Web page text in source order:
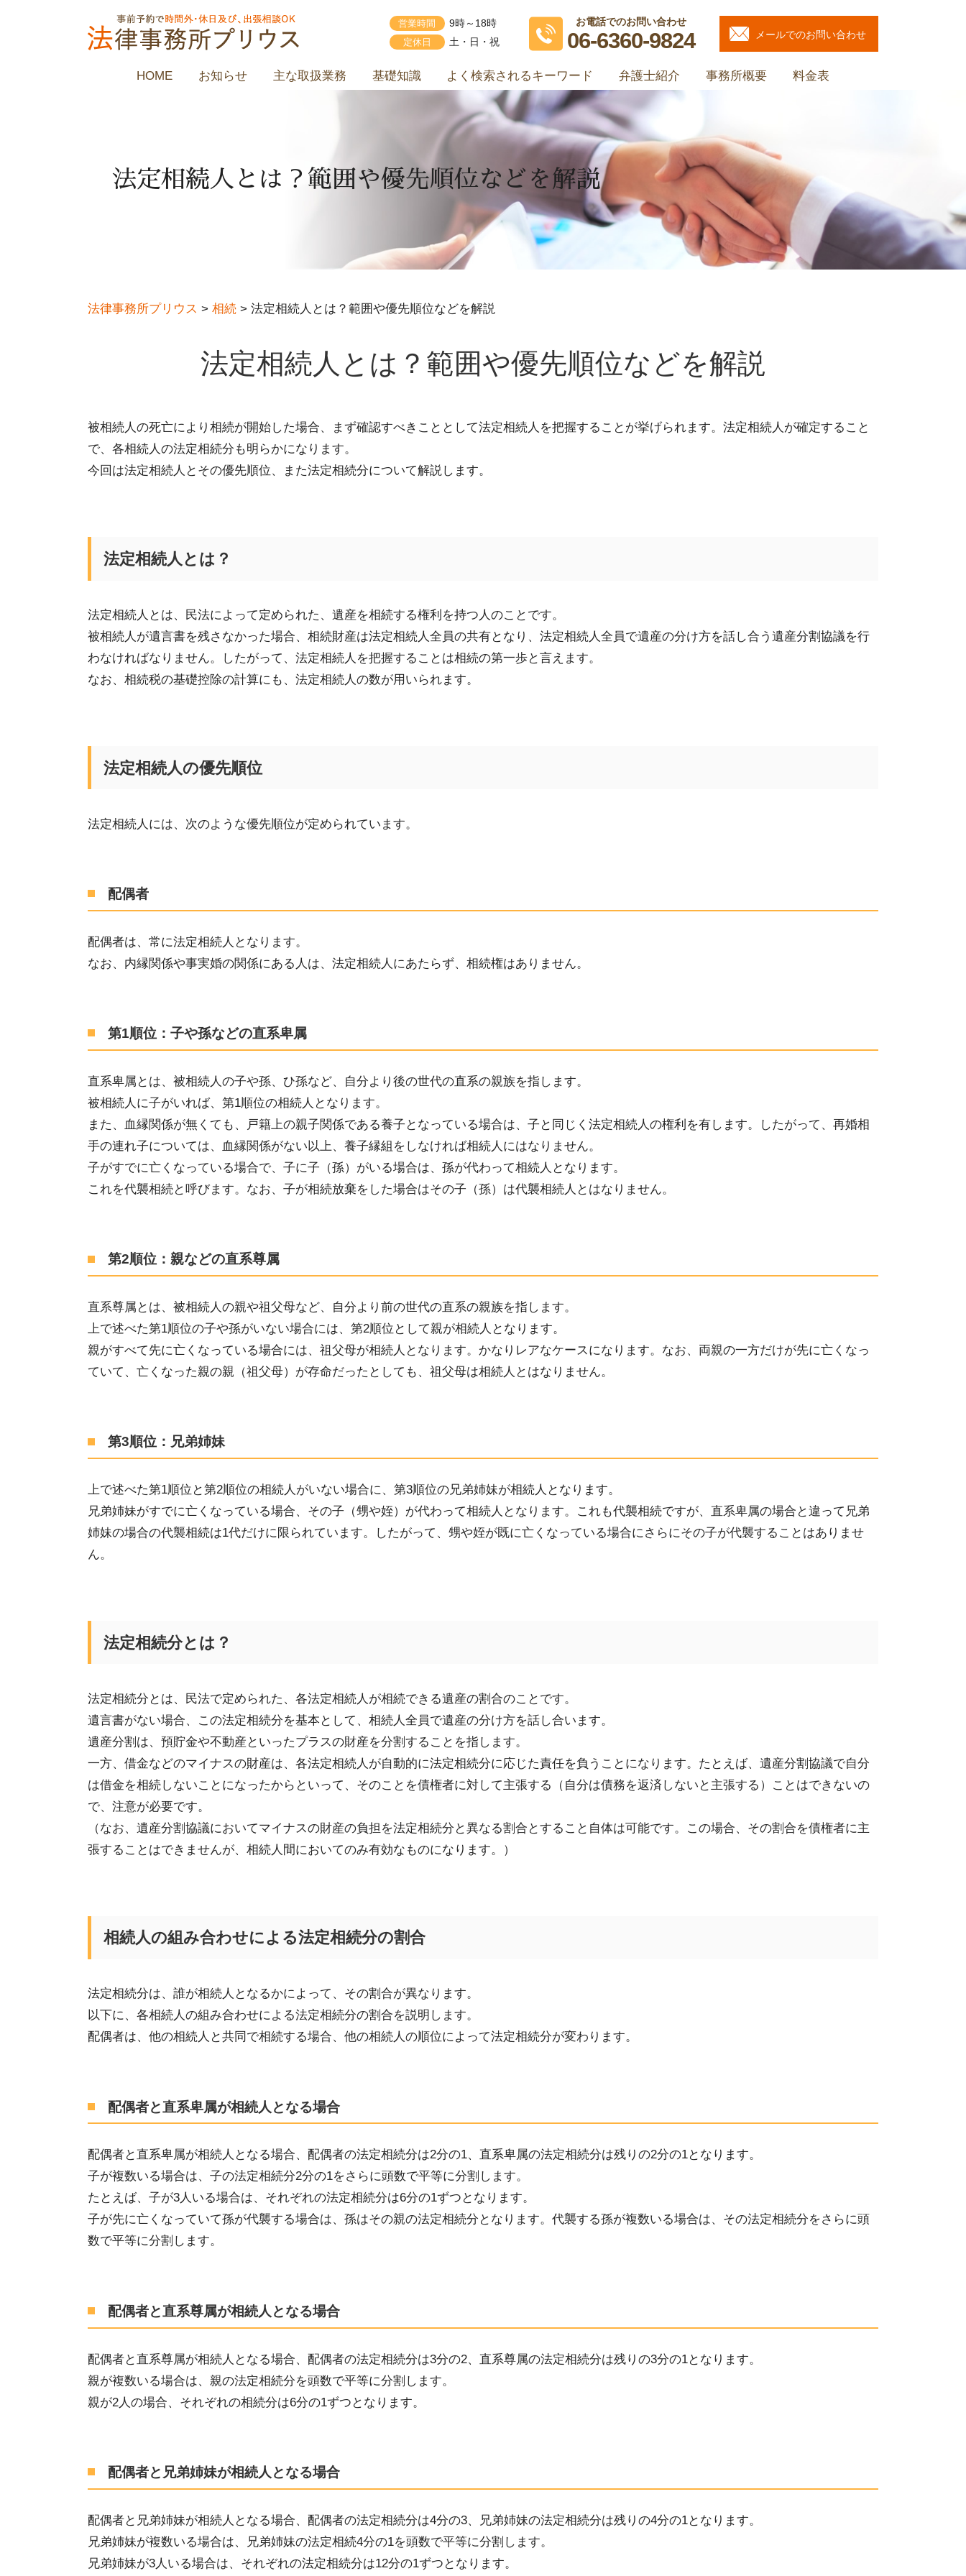
法定相続人とは？範囲や優先順位などを解説
営業時間
9時～18時
定休日
土・日・祝
お電話でのお問い合わせ
06-6360-9824 メールでのお問い合わせ
HOME お知らせ 主な取扱業務 基礎知識 よく検索されるキーワード 弁護士紹介 事務所概要 料金表
法律事務所プリウス > 相続 > 法定相続人とは？範囲や優先順位などを解説
法定相続人とは？範囲や優先順位などを解説
被相続人の死亡により 相続が開始した場合、まず確認すべきこととして法定相続人を把握することが挙げられます。 法定相続人が確定すること
で、各相続人の法定相続分も明らかになります。
今回は法定相続人と その優先順位、 また法定相続分について解説します。
法定相続人とは？
法定相続人とは、民法によって定められた、遺産を相続する権利を持つ人のことです。
被相続人が遺言書を残さなかった場合、 相続財産は法定相続人 全員の共有となり、法定相続人全員で遺産の分け方を話し合う遺産分割協議を行
わなければなりません。したがって、 法定相続人を把握することは相続の第一歩と言えます。
なお、相続税の基礎控除の計算にも、法定相続人の数が用いられます。
法定相続人の優先順位
法定相続人には、次のような優先順位が定められています。
配偶者
配偶者は、常に法定相続人となります。
なお、 内縁関係や事実婚の関係にある人は、法定相続人にあた らず、相続権はありません。
第1順位：子や孫などの直系卑属
直系卑属とは、被相続人の子や孫、ひ孫など、自分より後の世代の直系の親族を指します。
被相続人に子がいれば、第1順位の相続人となります。
また、血縁関係が無くても、戸籍上の親子関係である養子 となっている場合は、子と同じく 法定相続人の権利を有します。
したがって、再婚相
手の連れ子については、血縁関係がない以上、養子縁組をしなければ相続人にはなりません。
子がすでに亡くなっている場合で、 子に子（孫）がいる場合は、 孫が代わって相続人となります。
これを代襲相続と呼びます。 なお、子が相続放棄をした場合はその子（孫）は代襲相続人とはなりません。
第2順位：親などの直系尊属
直系尊属とは、被相続人の親や祖父母など、自分より前の世代の直系の親族を指します。
上で述べた第1順位の子や孫がいない場合には、第2順位 として親が相続人となります。
親がすべて先に亡くなっている場合には、 祖父母が相続人とな ります。 かなりレアなケースになります。 なお、 両親の一方だけが先に亡くなっ
ていて、 亡くなった親の親（祖父母）が存命だったとしても、祖父母は相続人とはなりません。
第3順位：兄弟姉妹
上で述べた第1順位と第2順位の相続人がいない場合に、第3順位の兄弟姉妹が相続人となります。
兄弟姉妹がすでに亡くなっている場合、 その子（甥や姪） が代わって相続人となります。 これも代襲相続ですが、 直系卑属の場合と違って兄弟
姉妹の場合の代襲相続は1代だけに限られています。したがって、 甥や姪が既に亡くなっている場合にさらにその子が代襲することはありませ
ん。
法定相続分とは？
法定相続分とは、民法で定められた、各法定相続人が相続できる遺産の割合のことです。
遺言書がない場合、この法定相続分を基本として 、相続人全員で遺産の分け方を話し合います。
遺産分割は、預貯金や不動産といったプラスの財産を分割することを指します。
一方、借金などのマイナスの財産は、 各法定相続人が自動的に法定相続分に応じた責任を負うことになります。 たとえば、遺産分割協議で自分
は借金を相続しないことになったからといって、そのことを債権者に対して主張する （自分は債務を返済しないと主張する）
ことはできないの
で、注意が必要です。
（なお、 遺産分割協議においてマイナスの財産の負担を法定相続分と異なる割合とすること自体は可能です。この場合、 その割合を債権者に主
張することはできませんが、相続人間においてのみ有効なものになります。）
相続人の組み合わせによる法定相続分の割合
法定相続分は、誰が相続人となるかによって、その割合が異なります。
以下に、各相続人の組み合わせによる法定相続分の割合を説明します。
配偶者は、他の相続人と共同で相続する場合、 他の相続人の順位によって法定相続分が変わります。
配偶者と直系卑属が相続人となる場合
配偶者と直系卑属が相続人となる場合、配偶者の法定相続分は2分の1、 直系卑属の法定相続分は残りの2分の1となります。
子が複数いる場合は、子の法定相続分2分の1をさらに頭数で平等に分割します。
たとえば、 子が3人いる場合は、それぞれの法定相続分は6分の1ずつ となります。
子が先に亡くなっていて孫が代襲する場合は、孫はその親の法定相続分となります。代襲する孫が複数いる場合は、その法定相続分をさらに頭
数で平等に分割します。
配偶者と直系尊属が相続人となる場合
配偶者と直系尊属が相続人となる場合、配偶者の法定相続分は3分の2、直系尊属の法定相続分は残りの3分の1となります。
親が複数いる場合は、親の法定相続分を頭数で平等に分割します。
親が2 人 の場合、それぞれの相続分は6分の1ずつ となります。
配偶者と兄弟姉妹が相続人となる場合
配偶者と兄弟姉妹が相続人となる場合、配偶者の法定相続分は4分の3、兄弟姉妹の法定相続分は残りの4分の1となります。
兄弟姉妹が複数いる場合は、兄弟姉妹の法定相続4分の1を頭数で平等に分割します。
兄弟姉妹が3 人いる場合は、それぞれの法定相続分は12分の1ずつ となります。